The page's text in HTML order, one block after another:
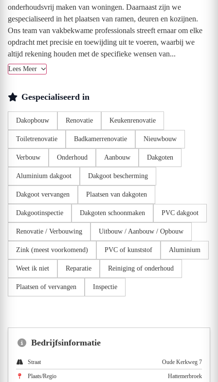
onderhoudsvrij maken van woningen. Daarnaast zijn we
gespecialiseerd in het plaatsen van ramen, deuren en kozijnen.
Ons team van vakbekwame professionals streeft ernaar om elke
opdracht met precisie en toewijding uit te voeren, waarbij we
altijd rekening houden met de specifieke wensen van...
Lees Meer
Gespecialiseerd in
Dakopbouw Renovatie Keukenrenovatie
Toiletrenovatie Badkamerrenovatie Nieuwbouw
Verbouw Onderhoud Aanbouw Dakgoten
Aluminium dakgoot Dakgoot bescherming
Dakgoot vervangen Plaatsen van dakgoten
Dakgootinspectie Dakgoten schoonmaken PVC dakgoot
Renovatie / Verbouwing Uitbouw / Aanbouw / Opbouw
Zink (meest voorkomend) PVC of kunststof Aluminium
Weet ik niet Reparatie Reiniging of onderhoud
Plaatsen of vervangen Inspectie
Bedrijfsinformatie
Straat Oude Kerkweg 7
Plaats/Regio Hattemerbroek